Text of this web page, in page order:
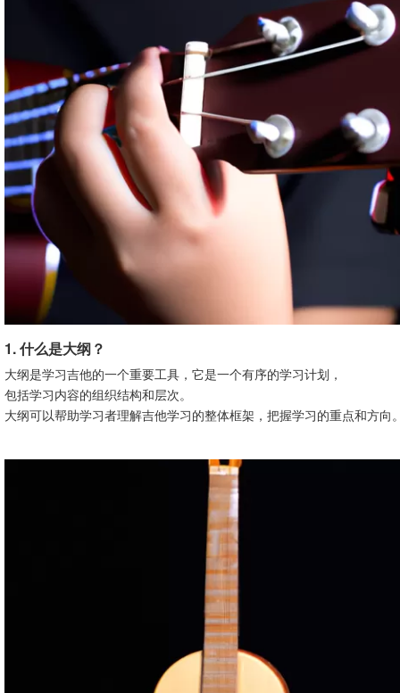
1. 什么是大纲？
大纲是学习吉他的一个重要工具，它是一个有序的学习计划，
包括学习内容的组织结构和层次。
大纲可以帮助学习者理解吉他学习的整体框架，把握学习的重点和方向